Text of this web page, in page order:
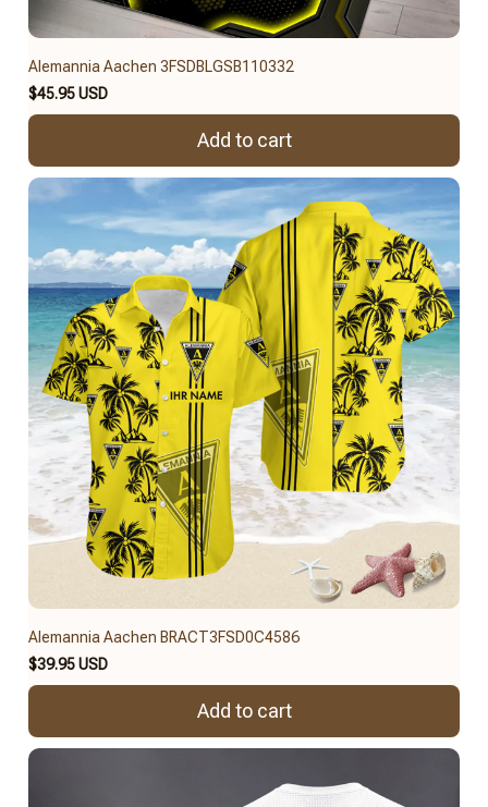
Alemannia Aachen 3FSDBLGSB110332
$45.95 USD
Add to cart
Alemannia Aachen BRACT3FSD0C4586
$39.95 USD
Add to cart